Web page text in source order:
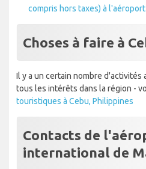
compris hors taxes) à
Choses à faire à
Il y a un certain nombre d'activités
tous les intérêts dans la région -
touristiques à Cebu, Philippines
Contacts de
international de